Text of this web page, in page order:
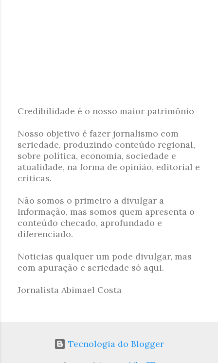
o
s
t
a
r
m
c
o
m
n
t
r
Credibilidade é o nosso maior patrimônio
Nosso objetivo é fazer jornalismo com
seriedade, produzindo conteúdo regional,
sobre política, economia, sociedade e
atualidade, na forma de opinião, editorial e
criticas.
Não somos o primeiro a divulgar a
informação, mas somos quem apresenta o
conteúdo checado, aprofundado e
diferenciado.
Noticias qualquer um pode divulgar, mas
com apuração e seriedade só aqui.
Jornalista Abimael Costa
Tecnologia do Blogger